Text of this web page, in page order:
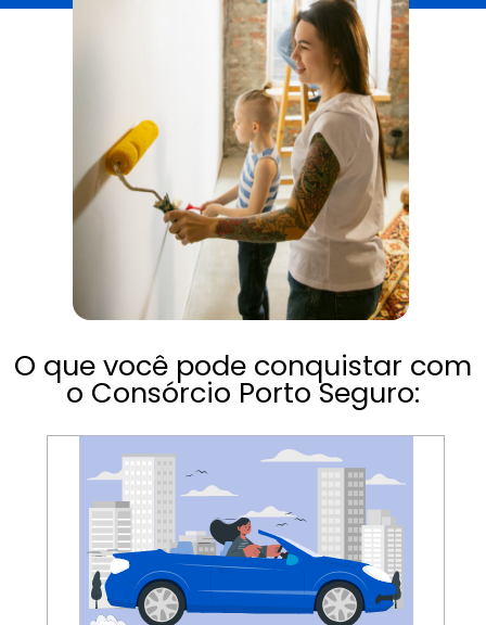
O que você pode conquistar com
o Consórcio Porto Seguro: